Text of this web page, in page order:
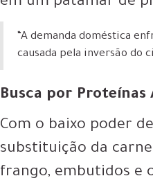
“A demanda doméstica
causada pela inversão do
Busca por
Com o baixo poder
substituição da
frango, embutidos e